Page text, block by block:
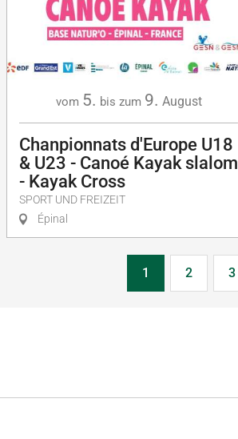
vom 5. bis zum 9. August
Chanpionnats d'Europe U18
& U23 - Canoé Kayak slalom
- Kayak Cross
SPORT UND FREIZEIT
Épinal
1 2 3